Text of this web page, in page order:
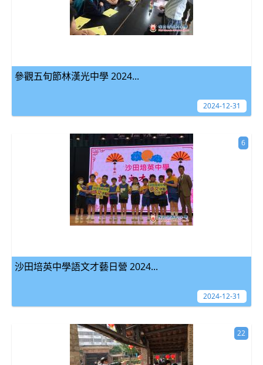
參觀五旬節林漢光中學 2024...
2024-12-31
沙田培英中學語文才藝日營 2024...
6
2024-12-31
22